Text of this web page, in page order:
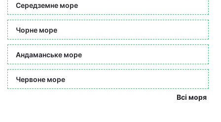
Середземне море
Чорне море
Андаманське море
Червоне море
Всі моря